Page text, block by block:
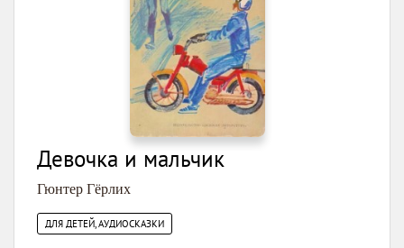
Девочка и мальчик
Гюнтер Гёрлих
ДЛЯ ДЕТЕЙ, АУДИОСКАЗКИ